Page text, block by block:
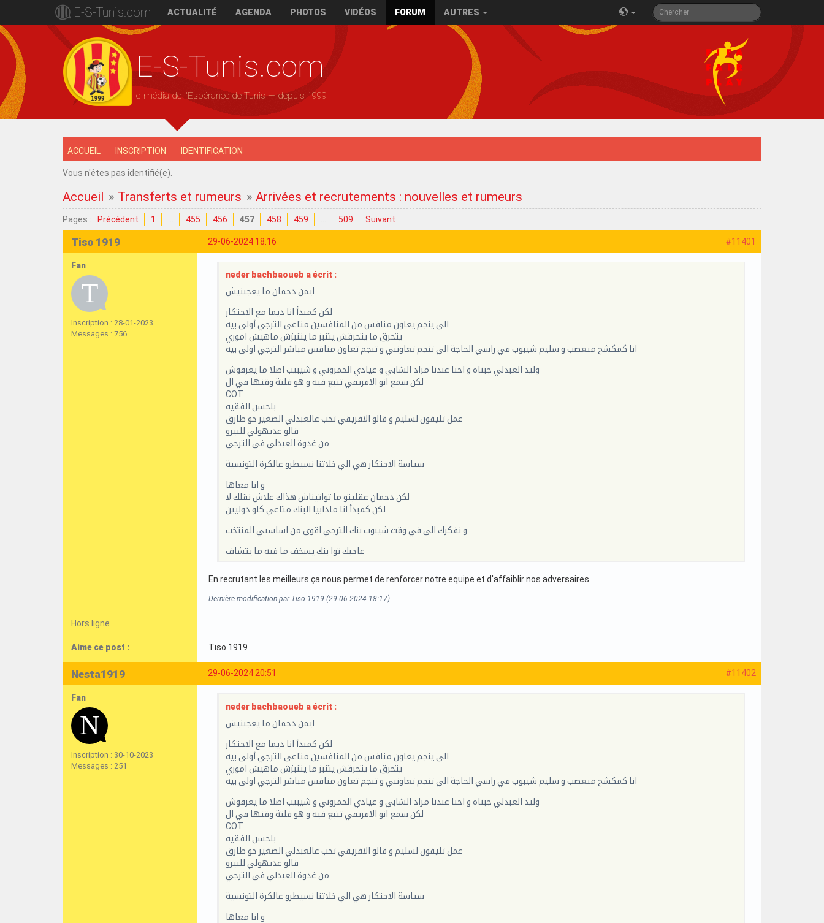
E-S-Tunis.com ACTUALITÉ AGENDA PHOTOS VIDÉOS FORUM AUTRES
E-S-Tunis.com
e-média de l'Espérance de Tunis — depuis 1999
ACCUEIL INSCRIPTION IDENTIFICATION
Vous n'êtes pas identifié(e).
Accueil » Transferts et rumeurs »Arrivées et recrutements : nouvelles et rumeurs
Pages : Précédent 1 455 456 457 458 459 509 Suivant
#11401
29-06-2024 18:16
Tiso 1919
Fan
Inscription : 28-01-2023
Messages : 756
neder bachbaoueb a écrit :
ايمن دحمان ما يعجبنيش
لكن كمبدأ انا ديما مع الاحتكار
الي ينجم يعاون منافس من المنافسين متاعي الترجي أولى بيه
يتحرق ما يتحرقش يتنبز ما يتنبزش ماهيش اموري
انا كمكشخ متعصب و سليم شيبوب في راسي الحاجة الي تنجم تعاونني و تنجم تعاون منافس مباشر الترجي اولى بيه
وليد العبدلي جبناه و احنا عندنا مراد الشابي و عيادي الحمروني و شيبيب اصلا ما يعرفوش
لكن سمع انو الافريقي تتبع فيه و هو فلتة وقتها في ال
COT
بلحسن الفقيه
عمل تليفون لسليم و قالو الافريقي تحب عالعبدلي الصغير خو طارق
قالو عديهولي للبيرو
من غدوة العبدلي في الترجي
سياسة الاحتكار هي الي خلاتنا نسيطرو عالكرة التونسية
و انا معاها
لكن دحمان عقليتو ما تواتيناش هذاك علاش نقلك لا
لكن كمبدأ انا ماذابيا البنك متاعي كلو دوليين
و نفكرك الي في وقت شيبوب بنك الترجي اقوى من اساسيي المنتخب
عاجبك توا بنك يسخف ما فيه ما يتشاف
En recrutant les meilleurs ça nous permet de renforcer notre equipe et d'affaiblir nos adversaires
Dernière modification par Tiso 1919 (29-06-2024 18:17)
Hors ligne
Aime ce post : Tiso 1919
#11402
29-06-2024 20:51
Nesta1919
Fan
Inscription : 30-10-2023
Messages : 251
neder bachbaoueb a écrit :
ايمن دحمان ما يعجبنيش
لكن كمبدأ انا ديما مع الاحتكار
الي ينجم يعاون منافس من المنافسين متاعي الترجي أولى بيه
يتحرق ما يتحرقش يتنبز ما يتنبزش ماهيش اموري
انا كمكشخ متعصب و سليم شيبوب في راسي الحاجة الي تنجم تعاونني و تنجم تعاون منافس مباشر الترجي اولى بيه
وليد العبدلي جبناه و احنا عندنا مراد الشابي و عيادي الحمروني و شيبيب اصلا ما يعرفوش
لكن سمع انو الافريقي تتبع فيه و هو فلتة وقتها في ال
COT
بلحسن الفقيه
عمل تليفون لسليم و قالو الافريقي تحب عالعبدلي الصغير خو طارق
قالو عديهولي للبيرو
من غدوة العبدلي في الترجي
سياسة الاحتكار هي الي خلاتنا نسيطرو عالكرة التونسية
و انا معاها